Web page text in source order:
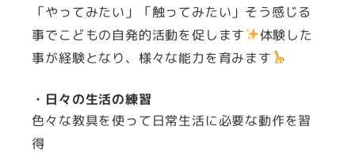
「やってみたい」「触ってみたい」そう感じる
事でこどもの自発的活動を促します
体験した
事が経験となり、様々な能力を育みます
・日々の生活の練習
色々な教具を使って日常生活に必要な動作を習
得